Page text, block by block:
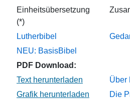
Einheitsübersetzung
(*)
Lutherbibel
NEU: BasisBibel
PDF Download:
Über
Die